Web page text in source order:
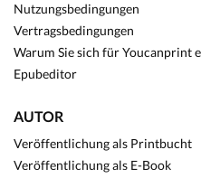
Nutzungsbedingungen
Vertragsbedingungen
Warum Sie sich für Youcanprint
Epubeditor
AUTOR
Veröffentlichung als Printbucht
Veröffentlichung als E-Book